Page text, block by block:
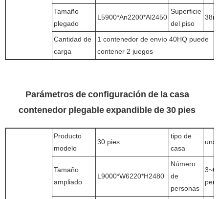
Tamaño
plegado
L5900*An2200*Al2450
Superficie
del piso
Cantidad de
carga
1 contenedor de envío 40HQ puede
contener 2 juegos
Parámetros de configuración de la casa
contenedor plegable expandible de 30 pies
Producto
modelo
30 pies
tipo de
casa
una
Tamaño
ampliado
L9000*W6220*H2480
Número
de
personas
3~6